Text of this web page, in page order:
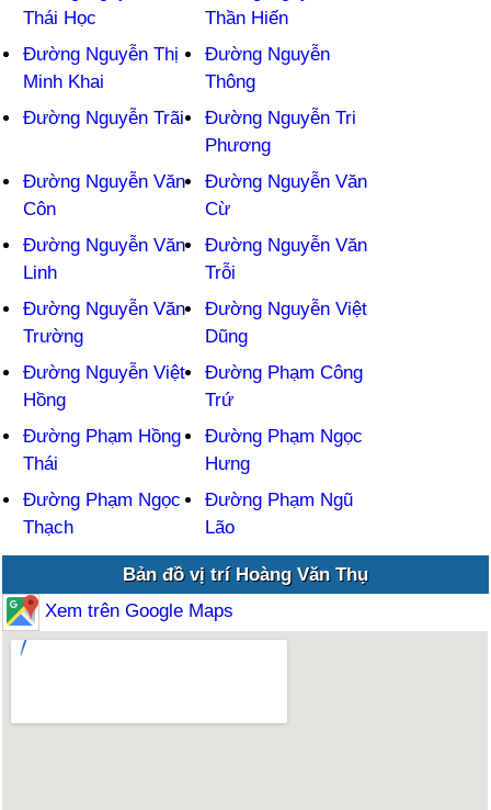
Thái Học
Thần Hiến
Đường Nguyễn Thị
Minh Khai
Đường Nguyễn
Thông
Đường Nguyễn Trãi
Đường Nguyễn Tri
Phương
Đường Nguyễn Văn
Côn
Đường Nguyễn Văn
Cừ
Đường Nguyễn Văn
Linh
Đường Nguyễn Văn
Trỗi
Đường Nguyễn Văn
Trường
Đường Nguyễn Việt
Dũng
Đường Nguyễn Việt
Hồng
Đường Phạm Công
Trứ
Đường Phạm Hồng
Thái
Đường Phạm Ngọc
Hưng
Đường Phạm Ngọc
Thạch
Đường Phạm Ngũ
Lão
Bản đồ vị trí Hoàng Văn Thụ
Xem trên Google Maps